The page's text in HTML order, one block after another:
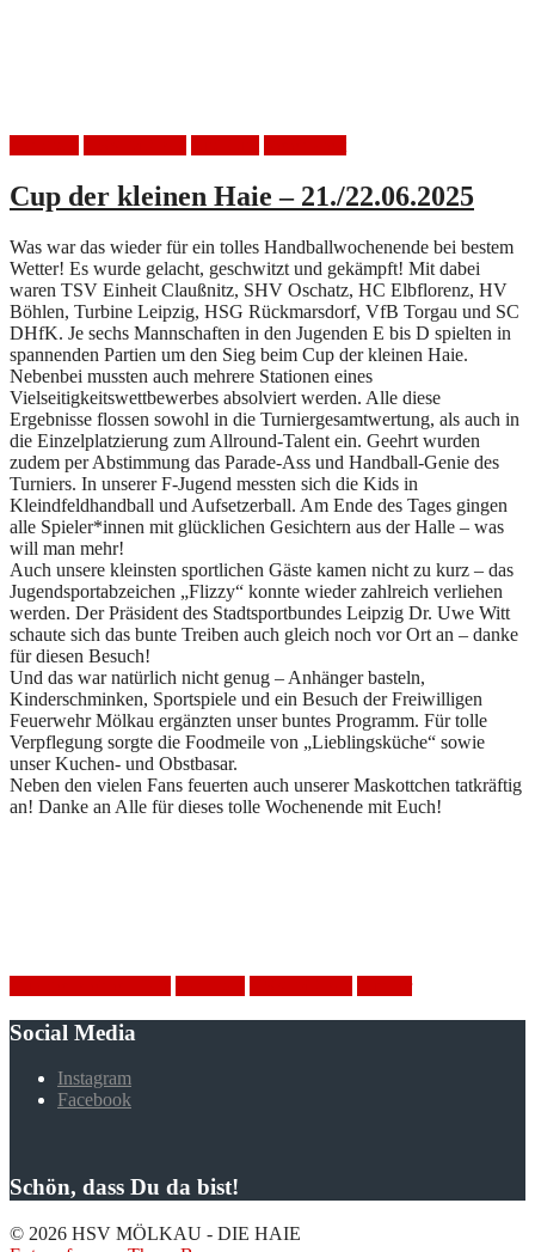
Cup der kleinen Haie – 21./22.06.2025
Was war das wieder für ein tolles Handballwochenende bei bestem
Wetter! Es wurde gelacht, geschwitzt und gekämpft! Mit dabei
waren TSV Einheit Claußnitz, SHV Oschatz, HC Elbflorenz, HV
Böhlen, Turbine Leipzig, HSG Rückmarsdorf, VfB Torgau und SC
DHfK. Je sechs Mannschaften in den Jugenden E bis D spielten in
spannenden Partien um den Sieg beim Cup der kleinen Haie.
Nebenbei mussten auch mehrere Stationen eines
Vielseitigkeitswettbewerbes absolviert werden. Alle diese
Ergebnisse flossen sowohl in die Turniergesamtwertung, als auch in
die Einzelplatzierung zum Allround-Talent ein. Geehrt wurden
zudem per Abstimmung das Parade-Ass und Handball-Genie des
Turniers. In unserer F-Jugend messten sich die Kids in
Kleindfeldhandball und Aufsetzerball. Am Ende des Tages gingen
alle Spieler*innen mit glücklichen Gesichtern aus der Halle – was
will man mehr!
Auch unsere kleinsten sportlichen Gäste kamen nicht zu kurz – das
Jugendsportabzeichen „Flizzy“ konnte wieder zahlreich verliehen
werden. Der Präsident des Stadtsportbundes Leipzig Dr. Uwe Witt
schaute sich das bunte Treiben auch gleich noch vor Ort an – danke
für diesen Besuch!
Und das war natürlich nicht genug – Anhänger basteln,
Kinderschminken, Sportspiele und ein Besuch der Freiwilligen
Feuerwehr Mölkau ergänzten unser buntes Programm. Für tolle
Verpflegung sorgte die Foodmeile von „Lieblingsküche“ sowie
unser Kuchen- und Obstbasar.
Neben den vielen Fans feuerten auch unserer Maskottchen tatkräftig
an! Danke an Alle für dieses tolle Wochenende mit Euch!
Social Media
Instagram
Facebook
Schön, dass Du da bist!
© 2026 HSV MÖLKAU - DIE HAIE